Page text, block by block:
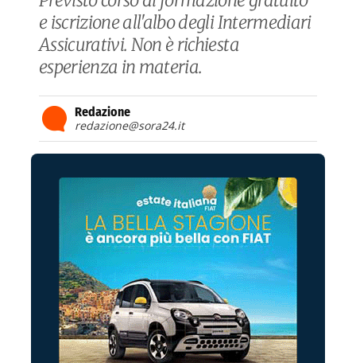
e iscrizione all'albo degli Intermediari
Assicurativi. Non è richiesta
esperienza in materia.
Redazione
redazione@sora24.it